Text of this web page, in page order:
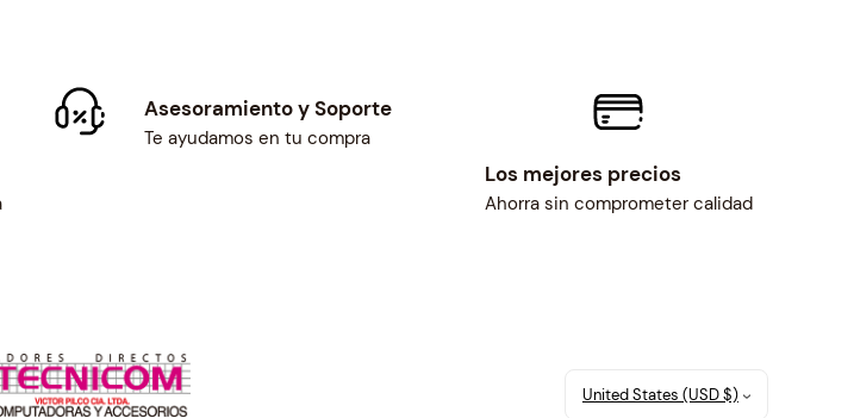
Asesoramiento y Soporte
Te ayudamos en tu compra
Los mejores precios
Ahorra sin comprometer calidad
United States (USD $)